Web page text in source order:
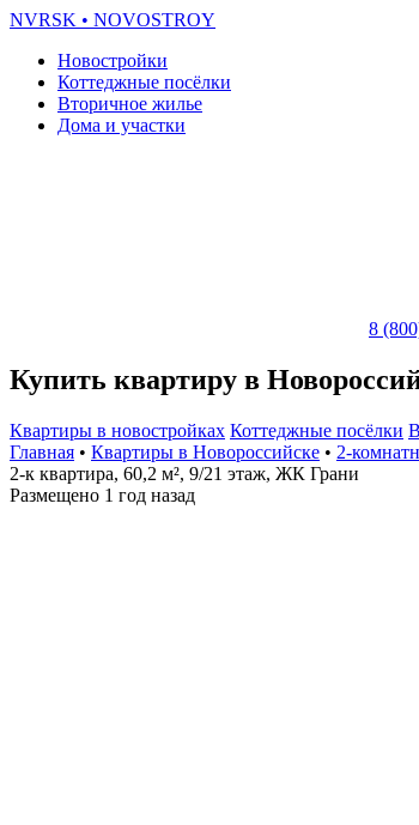
NVRSK • NOVOSTROY
Новостройки
Коттеджные посёлки
Вторичное жилье
Дома и участки
8
Купить квартиру в
Квартиры в новостройках Коттеджные посёлки
Главная • Квартиры в Новороссийске • 2-
2-к квартира, 60,2 м², 9/21 этаж, ЖК Грани
Размещено 1 год назад